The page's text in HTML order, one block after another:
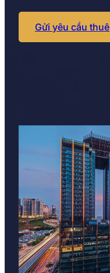
Gửi yêu cầu thuê